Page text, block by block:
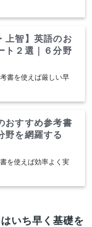
上智】英語のお
ト２選｜６分野
書を使えば厳しい早
おすすめ参考書
野を網羅する
を使えば効率よく実
いち早く基礎を